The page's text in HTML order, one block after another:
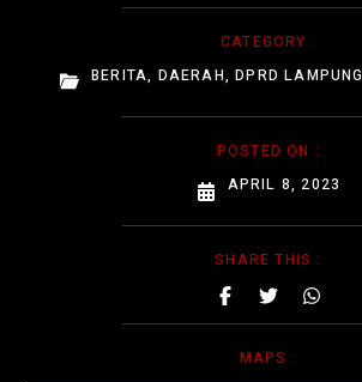
CATEGORY :
BERITA, DAERAH,DPRD LAMPUNG
POSTED ON :
APRIL 8, 2023
SHARE THIS :
MAPS :